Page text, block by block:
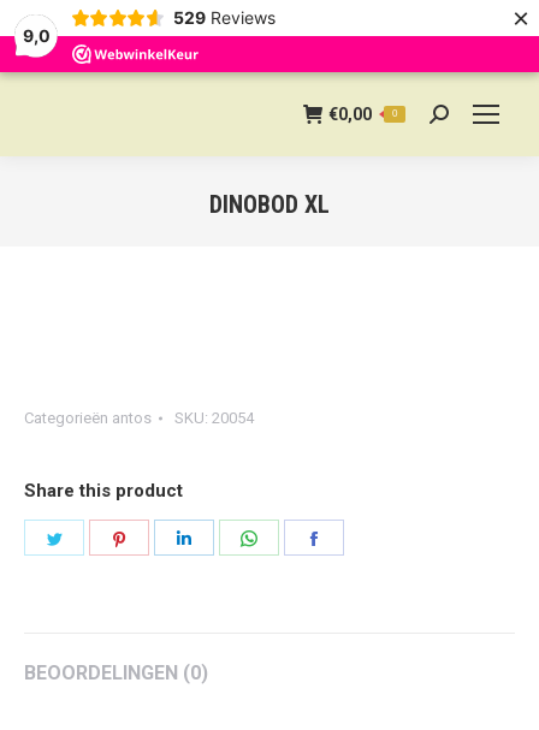
9,0
529 Reviews ×
€0,00 0 Search:
DINOBOD XL
Categorieën antos SKU: 20054
Share this product
BEOORDELINGEN (0)